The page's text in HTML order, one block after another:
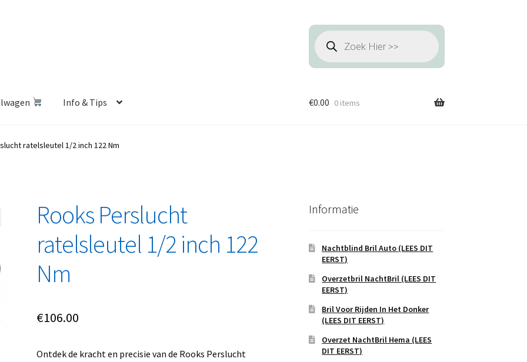
Producten
zoeken
Info & Tips
Shop Betalen en Verzenden
€0.00 0 items
ratelsleutel 1/2 inch 122 Nm
Rooks Perslucht
ratelsleutel 1/2 inch 122
Nm
€106.00
Ontdek de kracht en precisie van de Rooks Perslucht
Informatie
Nachtblind Bril Auto (LEES DIT
EERST)
Overzetbril NachtBril (LEES DIT
EERST)
Bril Voor Rijden In Het Donker
(LEES DIT EERST)
Overzet NachtBril Hema (LEES
DIT EERST)